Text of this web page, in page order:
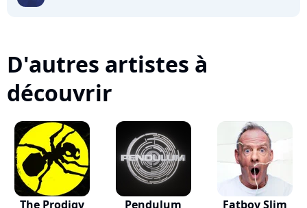
D'autres artistes à
découvrir
The Prodigy Pendulum Fatboy Slim